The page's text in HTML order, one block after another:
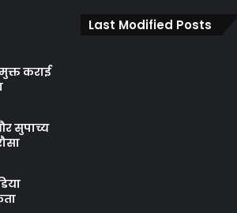
कराई
सुपाच्य
Last Modified Posts